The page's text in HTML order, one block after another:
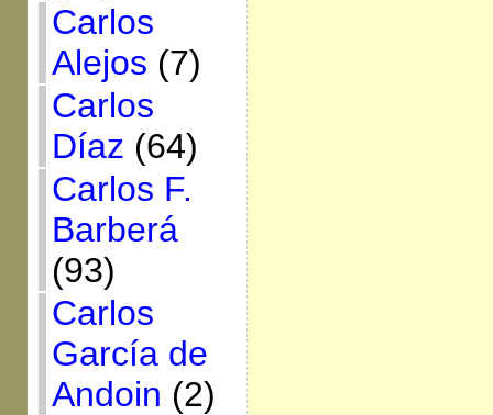
Carlos
Alejos (7)
Carlos
Díaz (64)
Carlos F.
Barberá
(93)
Carlos
García de
Andoin (2)